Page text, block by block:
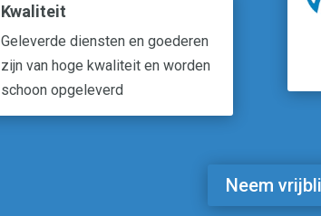
Kwaliteit
Geleverde diensten en goederen
zijn van hoge kwaliteit en worden
schoon opgeleverd
Neem